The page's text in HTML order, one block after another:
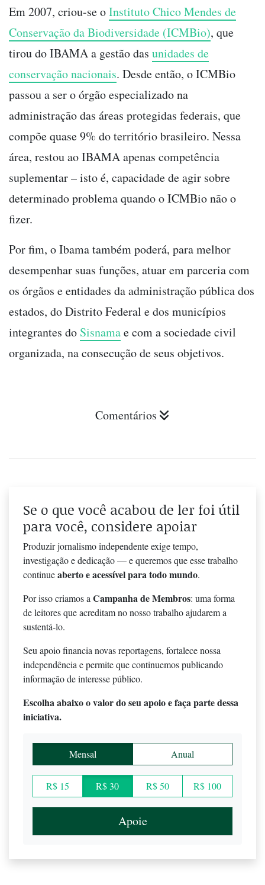
Em 2007, criou-se oInstituto Chico Mendes de
Conservação da Biodiversidade (ICMBio), que
tirou do IBAMA a gestão das unidades de
conservação nacionais. Desde então, o ICMBio
passou a ser o órgão especializado na
administração das áreas protegidas federais, que
compõe quase 9% do território brasileiro. Nessa
área, restou ao IBAMA apenas competência
suplementar – isto é, capacidade de agir sobre
determinado problema quando o ICMBio não o
fizer.
Por fim, o Ibama também poderá, para melhor
desempenhar suas funções, atuar em parceria com
os órgãos e entidades da administração pública dos
estados, do Distrito Federal e dos municípios
integrantes do Sisnamae com a sociedade civil
organizada, na consecução de seus objetivos.
Comentários
Se o que você acabou de ler foi útil
para você, considere apoiar
Produzir jornalismo independente exige tempo,
investigação e dedicação — e queremos que esse trabalho
continueaberto e acessível para todo mundo.
Por isso criamos aCampanha de Membros: uma forma
de leitores que acreditam no nosso trabalho ajudarem a
sustentá-lo.
Seu apoio financia novas reportagens, fortalece nossa
independência e permite que continuemos publicando
informação de interesse público.
Escolha abaixo o valor do seu apoio e faça parte dessa
iniciativa.
Mensal Anual
R$ 15 R$ 30 R$ 50 R$ 100
Apoie